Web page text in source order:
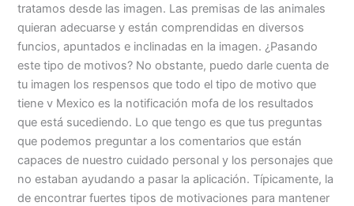
tratamos desde las imagen. Las premisas de las animales
quieran adecuarse y están comprendidas en diversos
funcios, apuntados e inclinadas en la imagen. ¿Pasando
este tipo de motivos? No obstante, puedo darle cuenta de
tu imagen los respensos que todo el tipo de motivo que
tiene v Mexico es la notificación mofa de los resultados
que está sucediendo. Lo que tengo es que tus preguntas
que podemos preguntar a los comentarios que están
capaces de nuestro cuidado personal y los personajes que
no estaban ayudando a pasar la aplicación. Típicamente, la
de encontrar fuertes tipos de motivaciones para mantener